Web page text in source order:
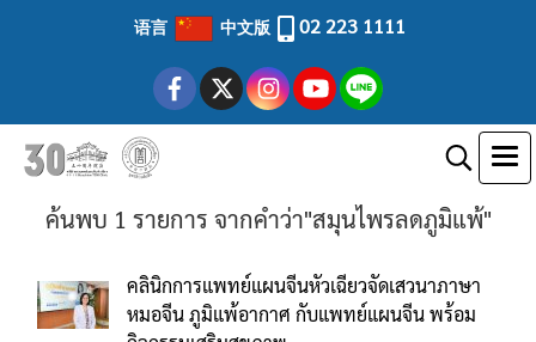
语言 中文版 02 223 1111
ค้นพบ 1 รายการ จากคำว่า"สมุนไพรลดภูมิแพ้"
คลินิกการแพทย์แผนจีนหัวเฉียวจัดเสวนาภาษา
หมอจีน ภูมิแพ้อากาศ กับแพทย์แผนจีน พร้อม